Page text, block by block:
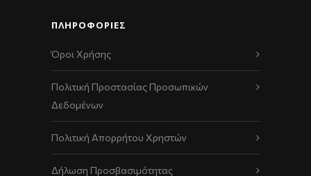
ΠΛΗΡΟΦΟΡΙΕΣ
Όροι Χρήσης
Πολιτική Προστασίας Προσωπικών
Δεδομένων
Πολιτική Απορρήτου Χρηστών
Δήλωση Προσβασιμότητας